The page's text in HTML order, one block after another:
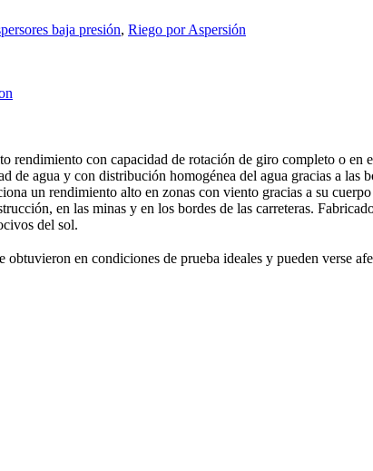
baja presión, Riego por Aspersión
rendimiento con capacidad de rotación de giro completo o
de agua y con distribución homogénea del agua gracias a
un rendimiento alto en zonas con viento gracias a su
en las minas y en los bordes de las carreteras.
del sol.
obtuvieron en condiciones de prueba ideales y pueden verse